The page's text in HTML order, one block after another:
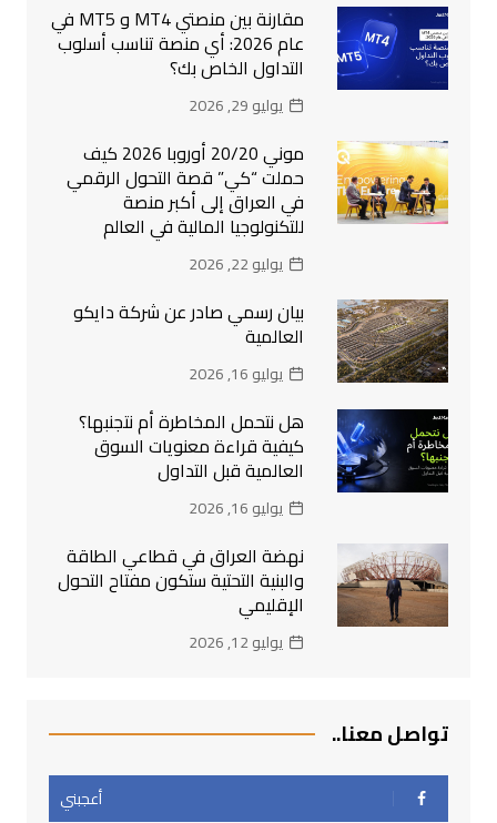
مقارنة بين منصتي MT4 و MT5 في
عام 2026: أي منصة تناسب أسلوب
التداول الخاص بك؟
يوليو 29, 2026
موني 20/20 أوروبا 2026 كيف
حملت “كي” قصة التحول الرقمي
في العراق إلى أكبر منصة
للتكنولوجيا المالية في العالم
يوليو 22, 2026
بيان رسمي صادر عن شركة دايكو
العالمية
يوليو 16, 2026
هل نتحمل المخاطرة أم نتجنبها؟
كيفية قراءة معنويات السوق
العالمية قبل التداول
يوليو 16, 2026
نهضة العراق في قطاعي الطاقة
والبنية التحتية ستكون مفتاح التحول
الإقليمي
يوليو 12, 2026
تواصل معنا..
أعجبني